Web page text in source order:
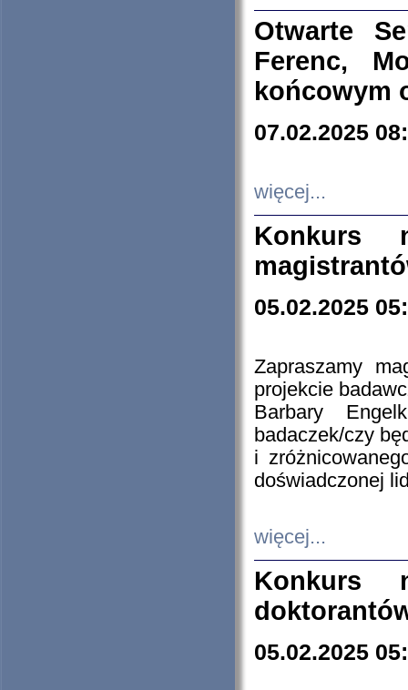
Otwarte
Ferenc,
końcowym
07.02.2025
więcej...
Konkurs
05.02.2025
Zapraszamy
projekcie
Barbary
badaczek/czy
i
doświadczonej
więcej...
Konkurs
05.02.2025